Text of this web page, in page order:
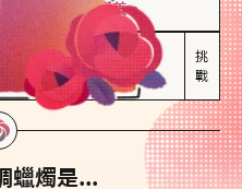
一半的愛意和讚美。
情緒起伏較大
感情中較需要關注
挑
戰
蠟燭是...